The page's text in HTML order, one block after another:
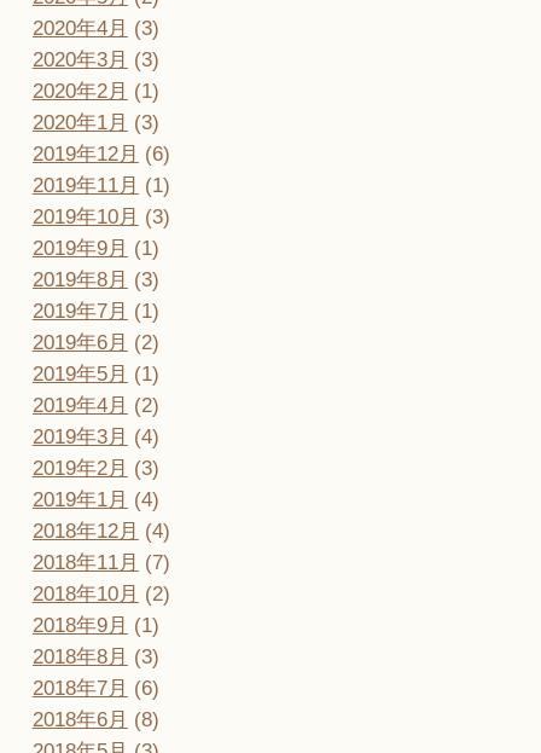
2020年4月 (3)
2020年3月 (3)
2020年2月 (1)
2020年1月 (3)
2019年12月 (6)
2019年11月 (1)
2019年10月 (3)
2019年9月 (1)
2019年8月 (3)
2019年7月 (1)
2019年6月 (2)
2019年5月 (1)
2019年4月 (2)
2019年3月 (4)
2019年2月 (3)
2019年1月 (4)
2018年12月 (4)
2018年11月 (7)
2018年10月 (2)
2018年9月 (1)
2018年8月 (3)
2018年7月 (6)
2018年6月 (8)